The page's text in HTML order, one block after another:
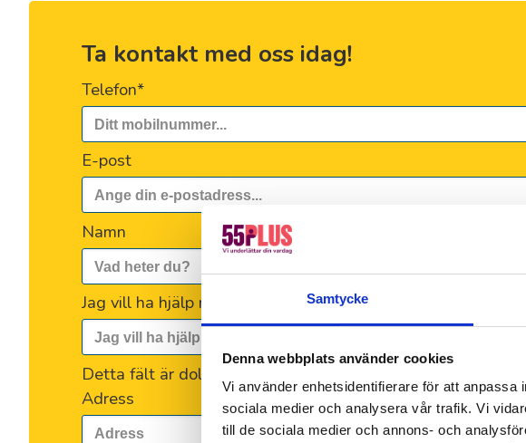
Samtycke
Denna webbplats använder cookies
Vi använder enhetsidentifierare för att anpassa
sociala medier och analysera vår trafik. Vi
till de sociala medier och annons- och
Ta kontakt med oss idag!
Telefon*
E-post
Namn
Jag vill ha hjälp med...
Detta fält är dolt när formuläret visas
Adress